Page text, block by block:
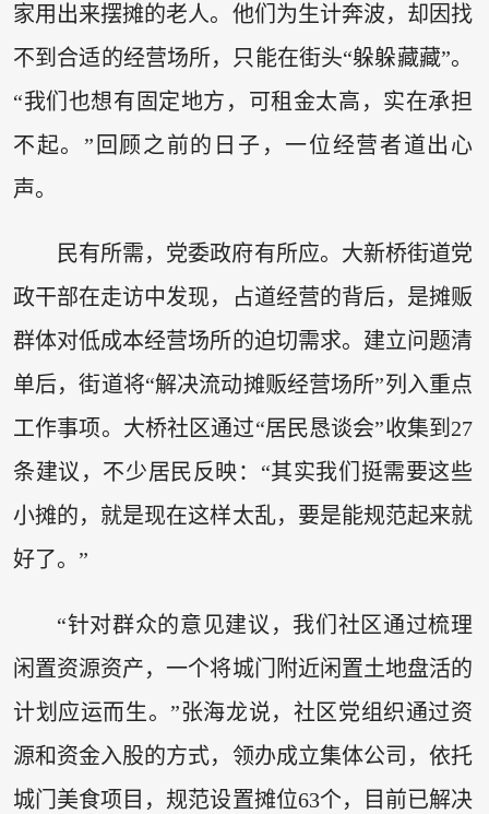
家用出来摆摊的老人。他们为生计奔波，却因找
不到合适的经营场所，只能在街头“躲躲藏藏”。
“我们也想有固定地方，可租金太高，实在承担
不起。”回顾之前的日子，一位经营者道出心
声。
民有所需，党委政府有所应。大新桥街道党
政干部在走访中发现，占道经营的背后，是摊贩
群体对低成本经营场所的迫切需求。建立问题清
单后，街道将“解决流动摊贩经营场所”列入重点
工作事项。大桥社区通过“居民恳谈会”收集到27
条建议，不少居民反映：“其实我们挺需要这些
小摊的，就是现在这样太乱，要是能规范起来就
好了。”
“针对群众的意见建议，我们社区通过梳理
闲置资源资产，一个将城门附近闲置土地盘活的
计划应运而生。”张海龙说，社区党组织通过资
源和资金入股的方式，领办成立集体公司，依托
城门美食项目，规范设置摊位63个，目前已解决